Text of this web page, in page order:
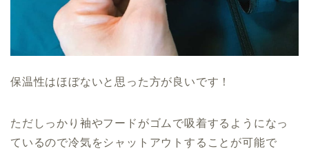
保温性はほぼないと思った方が良いです！
ただしっかり袖やフードがゴムで吸着するようになっ
ているので冷気をシャットアウトすることが可能で